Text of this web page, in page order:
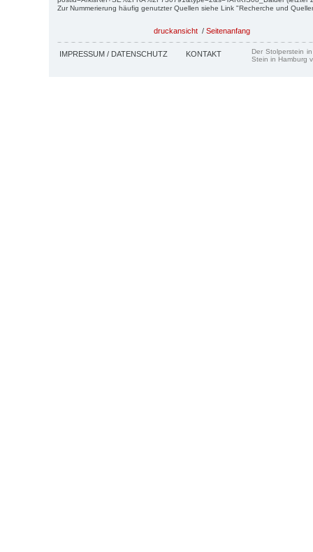
Zur Nummerierung häufig genutzter Quellen siehe Link "Recherche und
druckansicht / Seitenanfang
IMPRESSUM / DATENSCHUTZ KONTAKT
Der Stolperstein
Stein in Hamburg